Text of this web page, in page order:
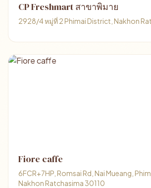
CP Freshmart สาขาพิมาย
2928/4 หมู่ที่ 2 Phimai District, Nakhon
Fiore caffe
6FCR+7HP, Romsai Rd, Nai Mueang,
Nakhon Ratchasima 30110